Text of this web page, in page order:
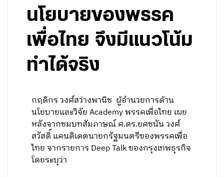
นโยบายของพรรค
เพื่อไทย จึงมีแนวโน้ม
ทำได้จริง
กฤดิกร วงศ์สว่างพานิช ผู้อำนวยการด้าน
นโยบายและวิจัย Academy พรรคเพื่อไทย เผย
หลังจากชมบทสัมภาษณ์ ศ.ดร.ยศชนัน วงศ์
สวัสดิ์ แคนดิเดตนายกรัฐมนตรีของพรรคเพื่อ
ไทย จากรายการ Deep Talk ของกรุงเทพธุรกิจ
โดยระบุว่า